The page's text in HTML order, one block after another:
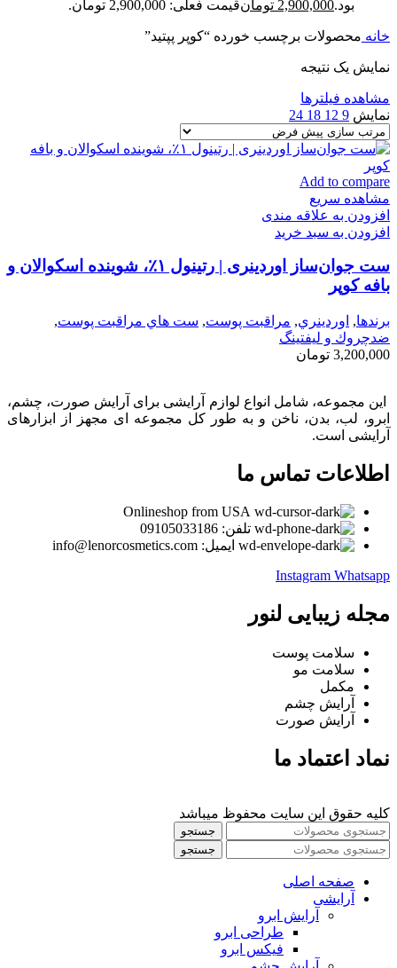
بود.2,900,000 تومانقیمت فعلی: 2,900,000 تومان.
خانه محصولات برچسب خورده “کوپر پپتید”
نمایش یک نتیجه
مشاهده فیلترها
نمایش 9
12
18
24
Add to compare
مشاهده سریع
افزودن به علاقه مندی
افزودن به سبد خرید
ست جوان‌ساز اوردینری | رتینول ۱٪، شوینده اسکوالان و
بافه کوپر
برندها, اوردينري, مراقبت پوست, ست هاي مراقبت پوست,
ضدچروك و ليفتينگ
3,200,000 تومان
این مجموعه، شامل انواع لوازم آرایشی برای آرایش صورت، چشم،
ابرو، لب، بدن، ناخن و به طور کل مجموعه ای مجهز از ابزارهای
آرایشی است.
اطلاعات تماس ما
Onlineshop from USA
تلفن: 09105033186
ایمیل: info@lenorcosmetics.com
Instagram Whatsapp
مجله زیبایی لنور
سلامت پوست
سلامت مو
مکمل
آرایش چشم
آرایش صورت
نماد اعتماد ما
کلیه حقوق این سایت محفوظ میباشد
جستجو
جستجو
صفحه اصلی
آرایشی
آرايش ابرو
طراحی ابرو
فیکس ابرو